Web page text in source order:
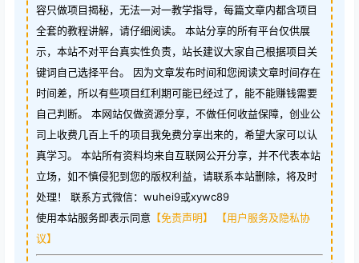
容只做项目揭秘，无法一对一教学指导，每篇文章内都含项目
全套的教程讲解，请仔细阅读。 本站分享的所有平台仅供展
示，本站不对平台真实性负责，站长建议大家自己根据项目关
键词自己选择平台。 因为文章发布时间和您阅读文章时间存在
时间差，所以有些项目红利期可能已经过了，能不能赚钱需要
自己判断。 本网站仅做资源分享，不做任何收益保障，创业公
司上收费几百上千的项目我免费分享出来的，希望大家可以认
真学习。 本站所有资料均来自互联网公开分享，并不代表本站
立场，如不慎侵犯到您的版权利益，请联系本站删除，将及时
处理！ 联系方式微信：wuhei9或xywc89
使用本站服务即表示同意 【免责声明】
【用户服务及隐私协
议】